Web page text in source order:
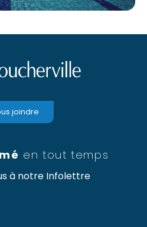
en tout temps
à notre Infolettre
joindre